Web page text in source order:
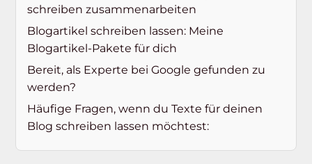
schreiben zusammenarbeiten
Blogartikel schreiben lassen: Meine
Blogartikel-Pakete für dich
Bereit, als Experte bei Google gefunden zu
werden?
Häufige Fragen, wenn du Texte für deinen
Blog schreiben lassen möchtest: